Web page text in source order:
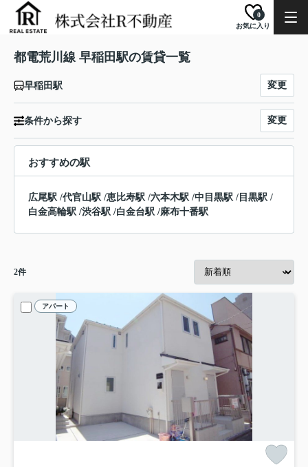
お気に入り
0
都電荒川線 早稲田駅の賃貸一覧
早稲田駅 変更
条件から探す 変更
おすすめの駅
広尾駅 /代官山駅 /恵比寿駅 /六本木駅 /中目黒駅 / 目黒駅 /
白金高輪駅 /渋谷駅 /白金台駅 /麻布十番駅
2件
アパート